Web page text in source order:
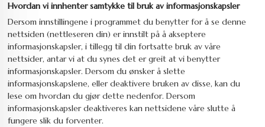
Hvordan vi innhenter samtykke til bruk av informasjonskapsler
Dersom innstillingene i programmet du benytter for å se denne
nettsiden (nettleseren din) er innstilt på å akseptere
informasjonskapsler, i tillegg til din fortsatte bruk av våre
nettsider, antar vi at du synes det er greit at vi benytter
informasjonskapsler. Dersom du ønsker å slette
informasjonskapslene, eller deaktivere bruken av disse, kan du
lese om hvordan du gjør dette nedenfor. Dersom
informasjonskapsler deaktiveres kan nettsidene våre slutte å
fungere slik du forventer.